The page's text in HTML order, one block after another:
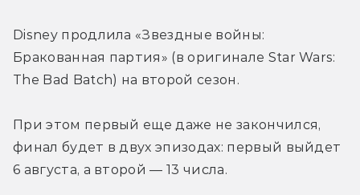
Disney продлила «Звездные войны:
Бракованная партия» (в оригинале Star Wars:
The Bad Batch) на второй сезон.
При этом первый еще даже не закончился,
финал будет в двух эпизодах: первый выйдет
6 августа, а второй — 13 числа.